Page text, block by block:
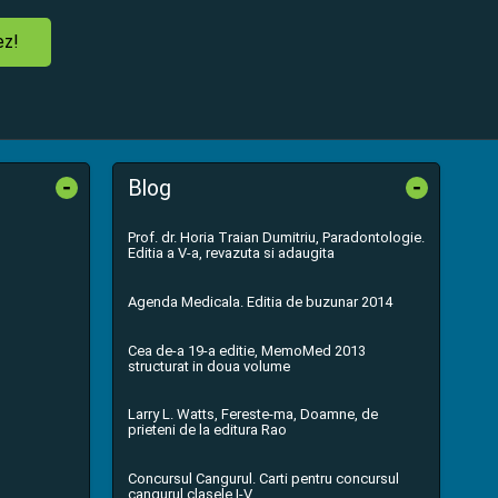
- Blog -
Prof. dr. Horia Traian Dumitriu, Paradontologie.
Editia a V-a, revazuta si adaugita
Agenda Medicala. Editia de buzunar 2014
Cea de-a 19-a editie, MemoMed 2013
structurat in doua volume
Larry L. Watts, Fereste-ma, Doamne, de
prieteni de la editura Rao
Concursul Cangurul. Carti pentru concursul
cangurul clasele I-V